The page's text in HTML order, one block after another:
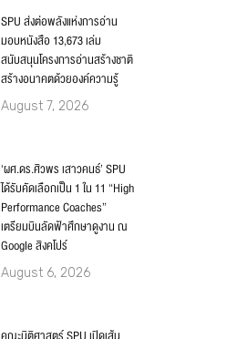
SPU ส่งต่อพลังแห่งการอ่าน
มอบหนังสือ 13,673 เล่ม
สนับสนุนโครงการอ่านสร้างชาติ
‘ผศ.ดร.ศิวพร เสาวคนธ์’ SPU
ได้รับคัดเลือกเป็น 1 ใน 11 “High
Performance Coaches”
เตรียมบินลัดฟ้าศึกษาดูงาน ณ